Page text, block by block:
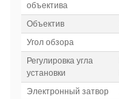
объектива
Объектив
Угол обзора
Регулировка угла
установки
Электронный затвор